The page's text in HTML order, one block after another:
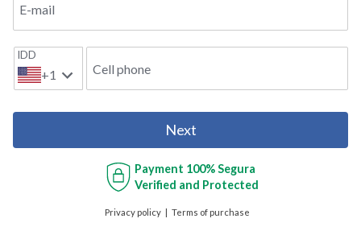
E-mail
IDD
+1 Cell phone
Next
Payment 100% Segura
Verified and Protected
Privacy policy Terms of purchase